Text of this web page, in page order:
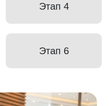
Этап 4
Этап 6